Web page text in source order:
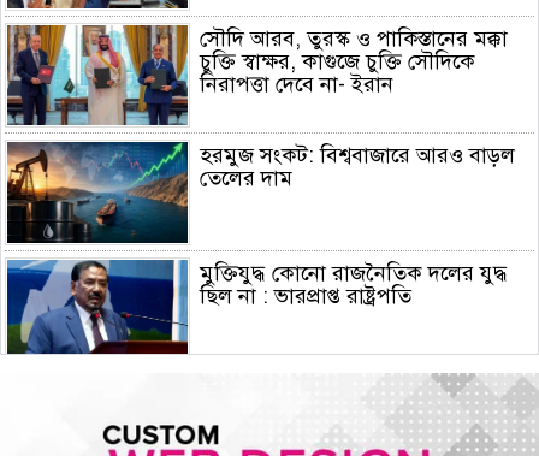
সৌদি আরব, তুরস্ক ও পাকিস্তানের মক্কা
চুক্তি স্বাক্ষর, কাগুজে চুক্তি সৌদিকে
নিরাপত্তা দেবে না- ইরান
হরমুজ সংকট: বিশ্ববাজারে আরও বাড়ল
তেলের দাম
মুক্তিযুদ্ধ কোনো রাজনৈতিক দলের যুদ্ধ
ছিল না : ভারপ্রাপ্ত রাষ্ট্রপতি
ঢাকায় হালকা বৃষ্টি হতে পারে, দেশের
কোথাও কোথাও মাঝারি থেকে ভারী
বর্ষণের সম্ভাবনা